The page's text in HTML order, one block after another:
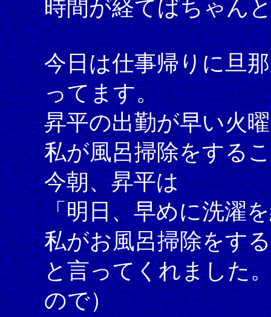
時間が経てばちゃん
今日は仕事帰りに旦
ってます。
昇平の出勤が早い火
私が風呂掃除をする
今朝、昇平は
「明日、早めに洗濯
私がお風呂掃除をす
と言ってくれました
ので）